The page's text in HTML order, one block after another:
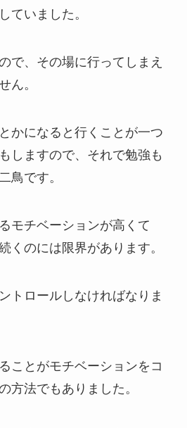
ていました。
で、その場に行ってしまえ
ん。
かになると行くことが一つ
しますので、それで勉強も
鳥です。
モチベーションが高くて
くのには限界があります。
トロールしなければなりま
ことがモチベーションをコ
方法でもありました。